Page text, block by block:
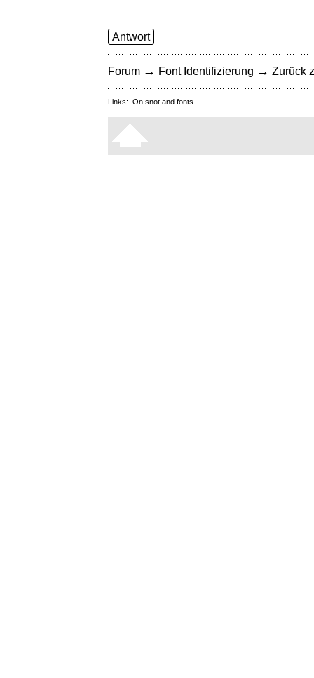
Antwort
Forum → Font Identifizierung → Zurück
Links: On snot and fonts